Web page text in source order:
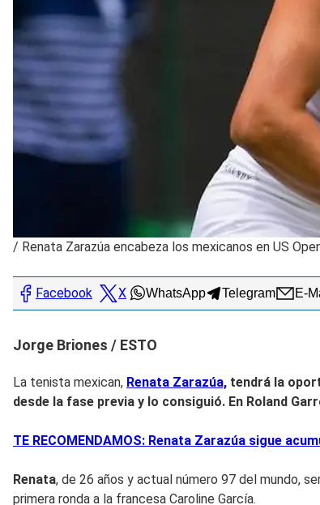
/ Renata Zarazúa encabeza los mexicanos en US
Facebook X WhatsApp Telegram E-
Jorge Briones / ESTO
La tenista mexican, Renata Zarazúa, tendrá la
desde la fase previa y lo consiguió. En Roland
TE RECOMENDAMOS: Renata Zarazúa sigue
Renata, de 26 años y actual número 97 del mundo,
primera ronda a la francesa Caroline García.